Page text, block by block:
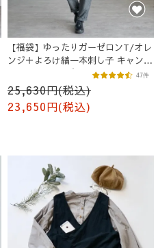
【福袋】ゆったりガーゼロンT/オレ
ンジ＋よろけ縞一本刺し子 キャンプ
ワークパンツ/グレー
25,630円(税込)
23,650円(税込)
47件